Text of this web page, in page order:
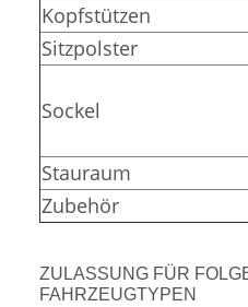
Kopfstützen
Sitzpolster
Sockel
Stauraum
Zubehör
ZULASSUNG FÜR
FAHRZEUGTYPEN